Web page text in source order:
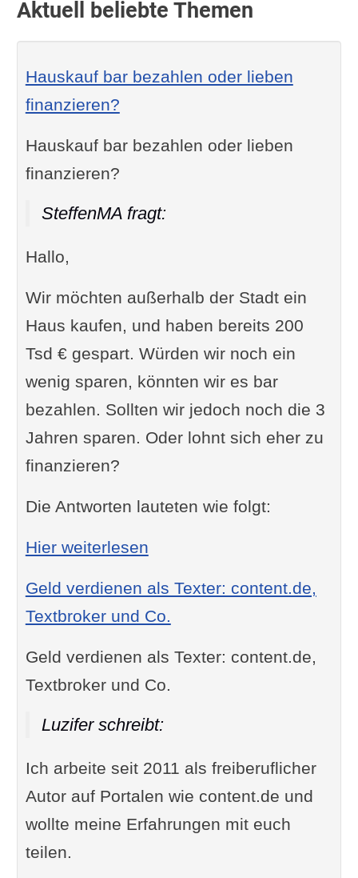
Aktuell beliebte Themen
Hauskauf bar bezahlen oder lieben
finanzieren?
Hauskauf bar bezahlen oder lieben
finanzieren?
SteffenMA fragt:
Hallo,
Wir möchten außerhalb der Stadt ein
Haus kaufen, und haben bereits 200
Tsd € gespart. Würden wir noch ein
wenig sparen, könnten wir es bar
bezahlen. Sollten wir jedoch noch die 3
Jahren sparen. Oder lohnt sich eher zu
finanzieren?
Die Antworten lauteten wie folgt:
Hier weiterlesen: Hauskauf bar bezahlen
Geld verdienen als Texter: content.de,
Textbroker und Co.
Geld verdienen als Texter: content.de,
Textbroker und Co.
Luzifer schreibt:
Ich arbeite seit 2011 als freiberuflicher
Autor auf Portalen wie content.de und
wollte meine Erfahrungen mit euch
teilen.